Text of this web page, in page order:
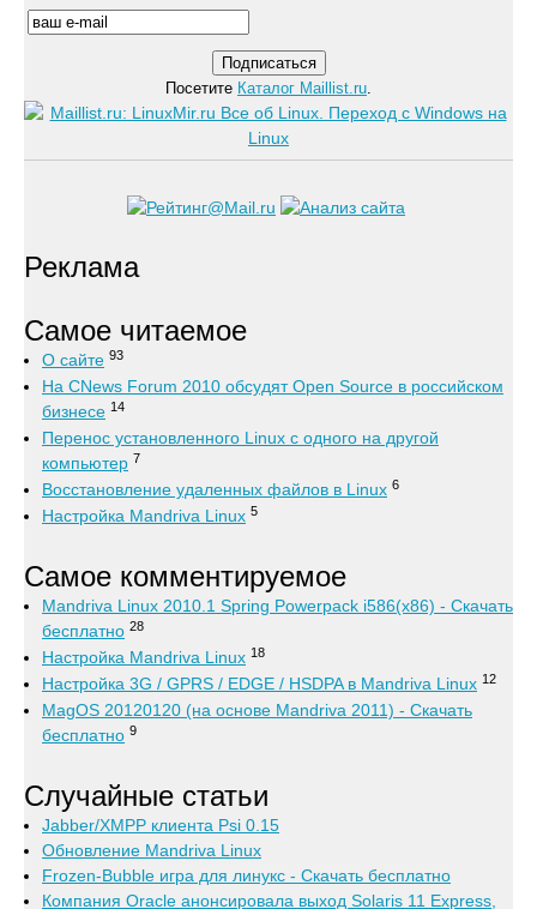
Посетите Каталог Maillist.ru.
Реклама
Самое читаемое
О сайте 93
На CNews Forum 2010 обсудят Open Source в российском
бизнесе 14
Перенос установленного Linux с одного на другой
компьютер 7
Восстановление удаленных файлов в Linux 6
Настройка Mandriva Linux 5
Самое комментируемое
Mandriva Linux 2010.1 Spring Powerpack i586(x86) - Скачать
бесплатно 28
Настройка Mandriva Linux 18
Настройка 3G / GPRS / EDGE / HSDPA в Mandriva Linux 12
MagOS 20120120 (на основе Mandriva 2011) - Скачать
бесплатно 9
Случайные статьи
Jabber/XMPP клиента Psi 0.15
Обновление Mandriva Linux
Frozen-Bubble игра для линукс - Скачать бесплатно
Компания Oracle анонсировала выход Solaris 11 Express,